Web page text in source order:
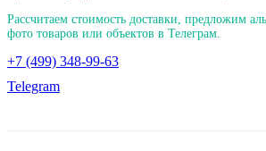
Рассчитаем стоимость доставки, предложим
фото товаров или объектов в Телеграм.
+7 (499) 348-99-63
Telegram